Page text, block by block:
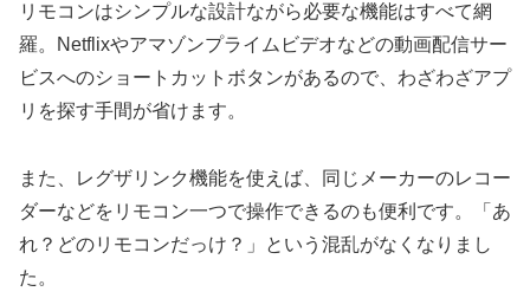
リモコンはシンプルな設計ながら必要な機能はすべて網
羅。Netflixやアマゾンプライムビデオなどの動画配信サー
ビスへのショートカットボタンがあるので、わざわざアプ
リを探す手間が省けます。
また、レグザリンク機能を使えば、同じメーカーのレコー
ダーなどをリモコン一つで操作できるのも便利です。「あ
れ？どのリモコンだっけ？」という混乱がなくなりまし
た。